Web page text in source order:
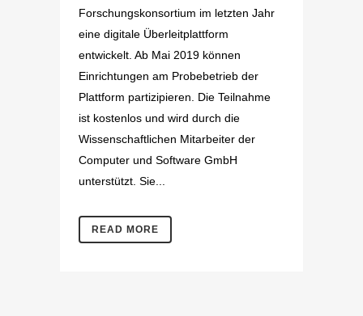
Forschungskonsortium im letzten Jahr
eine digitale Überleitplattform
entwickelt. Ab Mai 2019 können
Einrichtungen am Probebetrieb der
Plattform partizipieren. Die Teilnahme
ist kostenlos und wird durch die
Wissenschaftlichen Mitarbeiter der
Computer und Software GmbH
unterstützt. Sie...
READ MORE